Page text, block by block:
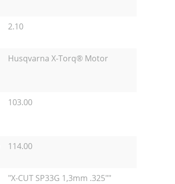
2.10
Husqvarna X-Torq® Motor
103.00
114.00
"X-CUT SP33G 1,3mm .325""